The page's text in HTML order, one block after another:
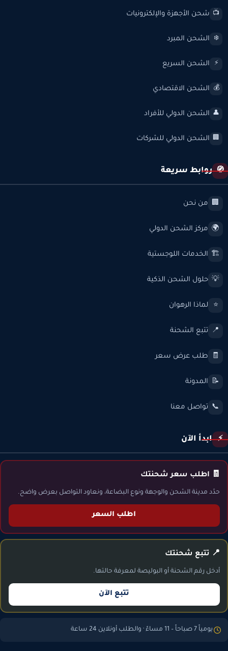
📺 شحن الأجهزة والإلكترونيات
❄️ الشحن المبرد
⚡ الشحن السريع
💰 الشحن الاقتصادي
👤 الشحن الدولي للأفراد
🏢 الشحن الدولي للشركات
🧭 روابط سريعة
🏢 من نحن
🌍 مركز الشحن الدولي
🏗️ الخدمات اللوجستية
💡 حلول الشحن الذكية
⭐ لماذا الرهوان
📍 تتبع الشحنة
🧾 طلب عرض سعر
📝 المدونة
📞 تواصل معنا
⚡ ابدأ الآن
🧾 اطلب سعر شحنتك
حدّد مدينة الشحن والوجهة ونوع البضاعة، ونعاود التواصل بعرض واضح.
اطلب السعر
📍 تتبع شحنتك
أدخل رقم الشحنة أو البوليصة لمعرفة حالتها.
تتبع الآن
يومياً 7 صباحاً – 11 مساءً · والطلب أونلاين 24 ساعة